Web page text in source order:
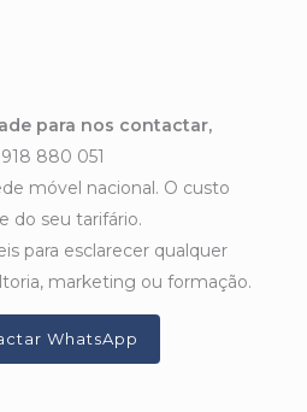
para nos contactar,
918 880 051
móvel nacional. O custo
do seu tarifário.
para esclarecer qualquer
marketing ou formação.
WhatsApp